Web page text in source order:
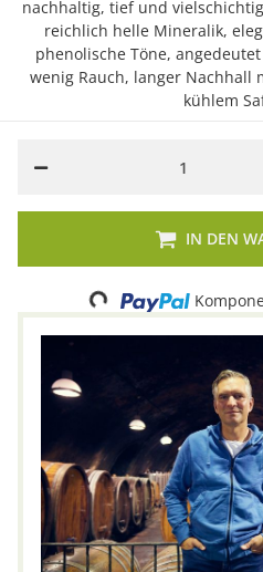
nachhaltig, tief und
reichlich helle Mineralik,
phenolische Töne,
wenig Rauch, langer Nachhall
kühlem
IN DEN
Loading...